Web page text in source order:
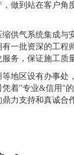
做到站在客户角
气系统集成与
有一批资深的工程
务，保证施工质
区设有办事处
着"专业&信用"
力支持和真诚合